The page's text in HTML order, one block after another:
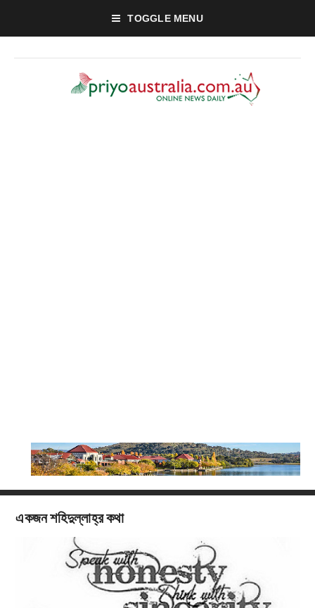
TOGGLE MENU
একজন শহিদুল্লাহ্‌র কথা